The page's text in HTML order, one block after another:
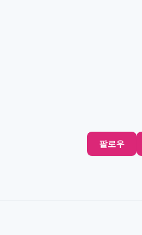
팔로우